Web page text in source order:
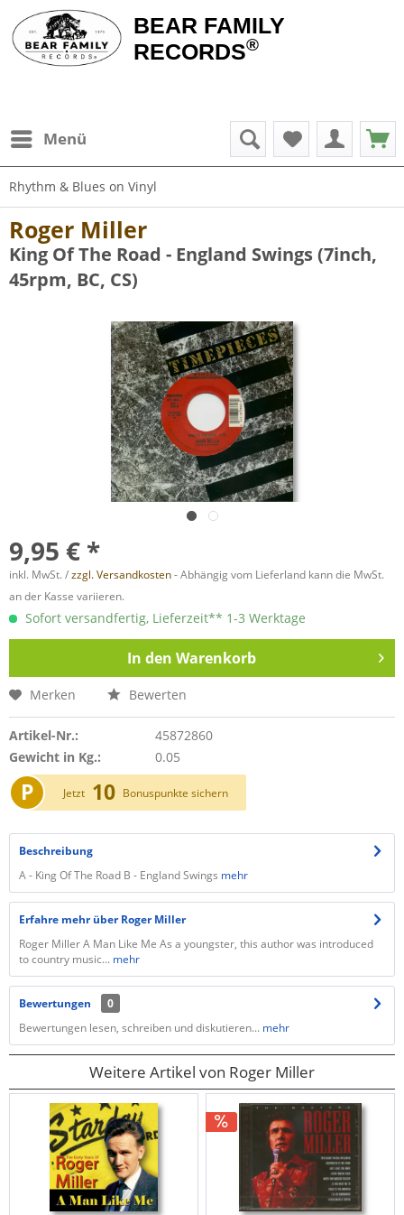
BEAR FAMILY
RECORDS®
Menü
Rhythm & Blues on Vinyl
Roger Miller
King Of The Road - England Swings (7inch,
45rpm, BC, CS)
9,95 € *
inkl. MwSt. /zzgl. Versandkosten- Abhängig vom Lieferland kann die MwSt.
an der Kasse variieren.
Sofort versandfertig, Lieferzeit** 1-3 Werktage
In den Warenkorb
Merken Bewerten
Artikel-Nr.:
45872860
Gewicht in Kg.:
0.05
P Jetzt 10 Bonuspunkte sichern
Beschreibung
A - King Of The Road B - England Swings mehr
Erfahre mehr über Roger Miller
Roger Miller A Man Like Me As a youngster, this author was introduced
to country music... mehr
Bewertungen
0
Bewertungen lesen, schreiben und diskutieren... mehr
Weitere Artikel von Roger Miller